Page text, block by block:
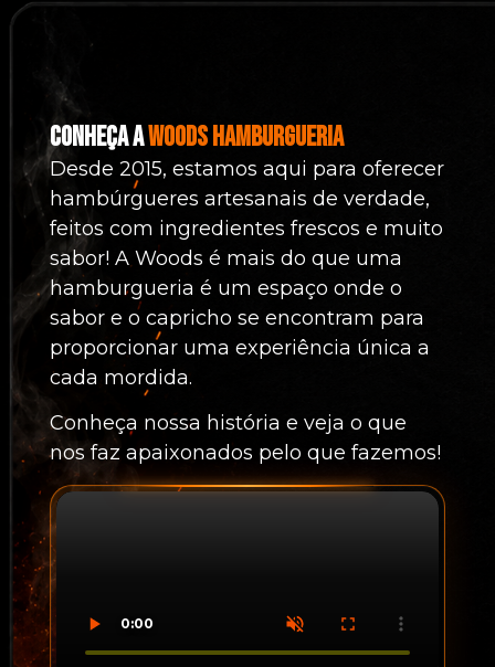
Conheça aWoods Hamburgueria
Desde 2015, estamos aqui para oferecer
hambúrgueres artesanais de verdade,
feitos com ingredientes frescos e muito
sabor! A Woods é mais do que uma
hamburgueria é um espaço onde o
sabor e o capricho se encontram para
proporcionar uma experiência única a
cada mordida.
Conheça nossa história e veja o que
nos faz apaixonados pelo que fazemos!